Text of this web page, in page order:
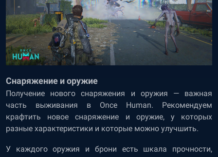
Снаряжение и оружие
Получение нового снаряжения и оружия — важная
часть выживания в Once Human. Рекомендуем
крафтить новое снаряжение и оружие, у которых
разные характеристики и которые можно улучшить.
У каждого оружия и брони есть шкала прочности,